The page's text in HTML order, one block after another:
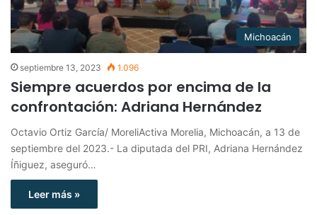
Michoacán
septiembre 13, 2023 1.096
Siempre acuerdos por encima de la
confrontación: Adriana Hernández
Octavio Ortiz García/ MoreliActiva Morelia, Michoacán, a 13 de
septiembre del 2023.- La diputada del PRI, Adriana Hernández
Íñiguez, aseguró…
Leer más »